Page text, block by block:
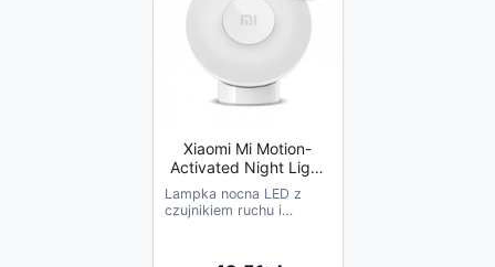
Xiaomi Mi Motion-
Activated Night Light
2 Bluetooth | Lampka
Z Czujnikiem Ruchu |
Regulacja W 360
MJYD02YL-A
Lampka nocna LED z
czujnikiem ruchu i